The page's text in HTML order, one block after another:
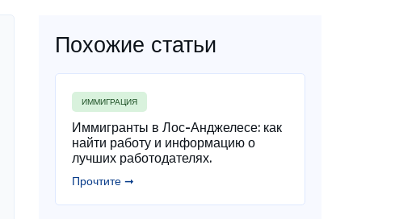
Похожие статьи
ИММИГРАЦИЯ
Иммигранты в Лос-Анджелесе: как
найти работу и информацию о
лучших работодателях.
Прочтите ➞